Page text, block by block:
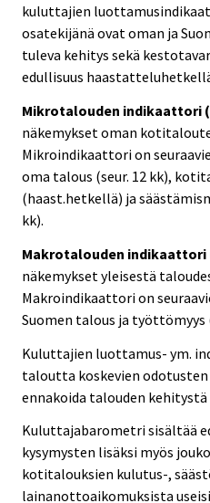
kuluttajien
osatekijänä ovat oman ja
tuleva kehitys sekä
edullisuus
Mikrotalouden indikaattori
näkemykset oman
Mikroindikaattori on
oma talous (seur. 12 kk),
(haast.hetkellä) ja
kk).
Makrotalouden indikaattori
näkemykset yleisestä
Makroindikaattori on
Suomen talous ja työttömyys
Kuluttajien luottamus- ym.
taloutta koskevien
ennakoida talouden
Kuluttajabarometri sisältää
kysymysten lisäksi myös
kotitalouksien kulutus-,
lainanottoaikomuksista